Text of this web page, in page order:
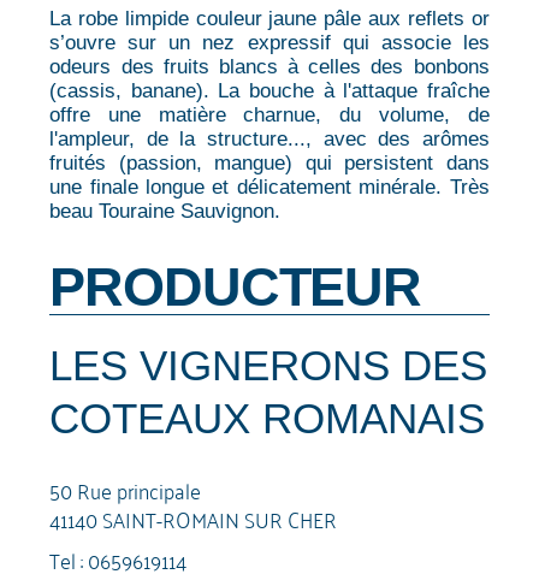
La robe limpide couleur jaune pâle aux reflets or
s’ouvre sur un nez expressif qui associe les
odeurs des fruits blancs à celles des bonbons
(cassis, banane). La bouche à l'attaque fraîche
offre une matière charnue, du volume, de
l'ampleur, de la structure..., avec des arômes
fruités (passion, mangue) qui persistent dans
une finale longue et délicatement minérale. Très
beau Touraine Sauvignon.
PRODUCTEUR
LES VIGNERONS DES
COTEAUX ROMANAIS
50 Rue principale
41140 SAINT-ROMAIN SUR CHER
Tel :0659619114